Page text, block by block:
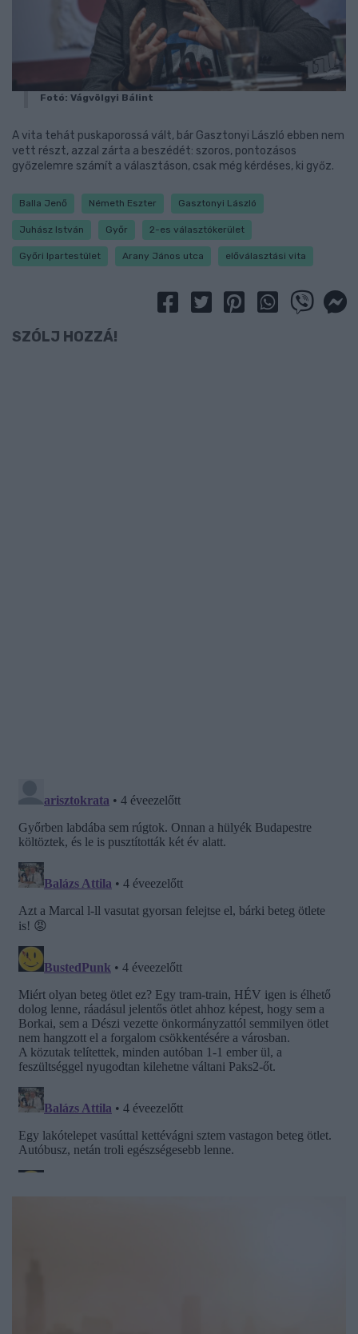
Fotó: Vágvölgyi Bálint
A vita tehát puskaporossá vált, bár Gasztonyi László ebben nem
vett részt, azzal zárta a beszédét: szoros, pontozásos
győzelemre számít a választáson, csak még kérdéses, ki győz.
Balla Jenő Németh Eszter Gasztonyi László
Juhász István Győr 2-es választókerület
Győri Ipartestület Arany János utca előválasztási vita
SZÓLJ HOZZÁ!